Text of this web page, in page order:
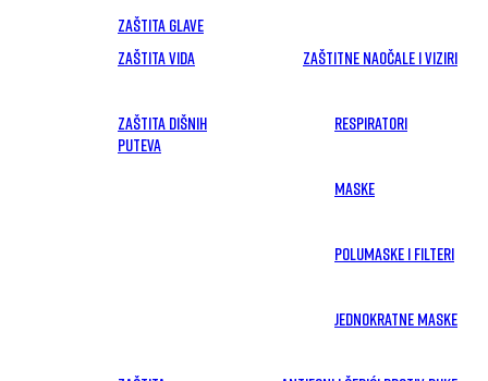
Zaštita glave
Zaštita vida Zaštitne naočale i viziri
Zaštita dišnih
puteva
Respiratori
Maske
Polumaske i filteri
Jednokratne maske